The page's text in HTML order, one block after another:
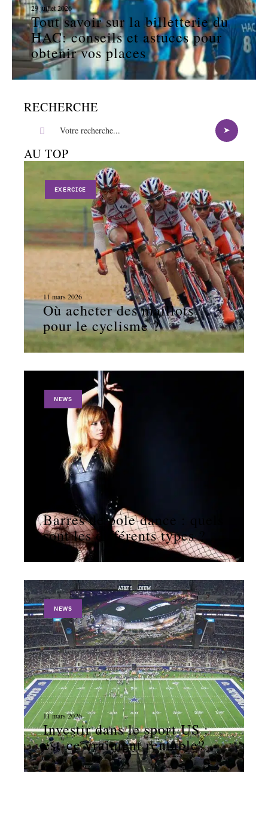
29 juillet 2026
Tout savoir sur la billetterie du
HAC: conseils et astuces pour
obtenir vos places
RECHERCHE
AU TOP
EXERCICE
11 mars 2026
Où acheter des maillots
pour le cyclisme ?
NEWS
Barres de pole dance : quels
sont les différents types ?
NEWS
11 mars 2026
Investir dans le sport US :
est-ce vraiment rentable?